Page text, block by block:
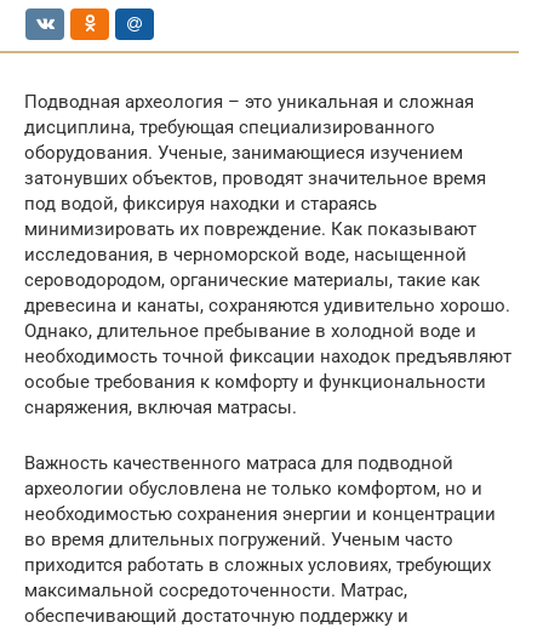
Подводная археология – это уникальная и сложная
дисциплина, требующая специализированного
оборудования. Ученые, занимающиеся изучением
затонувших объектов, проводят значительное время
под водой, фиксируя находки и стараясь
минимизировать их повреждение. Как показывают
исследования, в черноморской воде, насыщенной
сероводородом, органические материалы, такие как
древесина и канаты, сохраняются удивительно хорошо.
Однако, длительное пребывание в холодной воде и
необходимость точной фиксации находок предъявляют
особые требования к комфорту и функциональности
снаряжения, включая матрасы.
Важность качественного матраса для подводной
археологии обусловлена не только комфортом, но и
необходимостью сохранения энергии и концентрации
во время длительных погружений. Ученым часто
приходится работать в сложных условиях, требующих
максимальной сосредоточенности. Матрас,
обеспечивающий достаточную поддержку и